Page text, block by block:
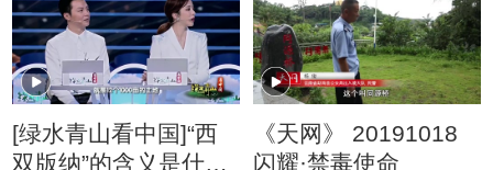
[绿水青山看中国]“西
双版纳”的含义是什
《天网》 20191018
闪耀·禁毒使命